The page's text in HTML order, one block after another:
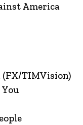
America
(FX/TIMVision)